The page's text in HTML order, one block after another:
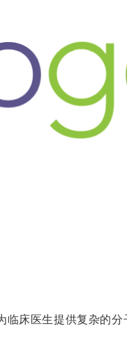
临床医生提供复杂的